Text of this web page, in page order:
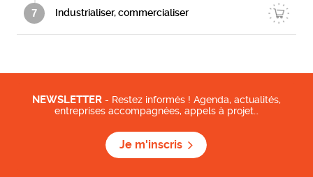
7 Industrialiser, commercialiser
NEWSLETTER - Restez informés ! Agenda, actualités,
entreprises accompagnées, appels à projet…
Je m'inscris